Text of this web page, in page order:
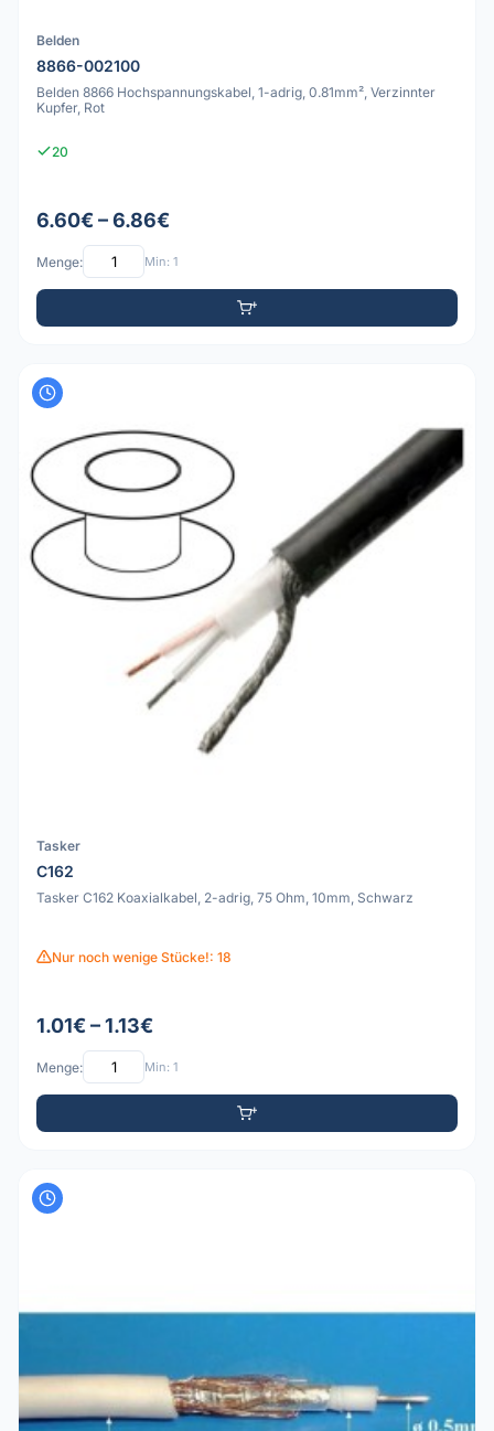
Belden
8866-002100
Belden 8866 Hochspannungskabel, 1-adrig, 0.81mm², Verzinnter
Kupfer, Rot
20
6.60€ – 6.86€
Menge: Min: 1
Tasker
C162
Tasker C162 Koaxialkabel, 2-adrig, 75 Ohm, 10mm, Schwarz
Nur noch wenige Stücke!: 18
1.01€ – 1.13€
Menge: Min: 1